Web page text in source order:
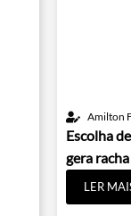
Amilton
Escolha
gera
LER